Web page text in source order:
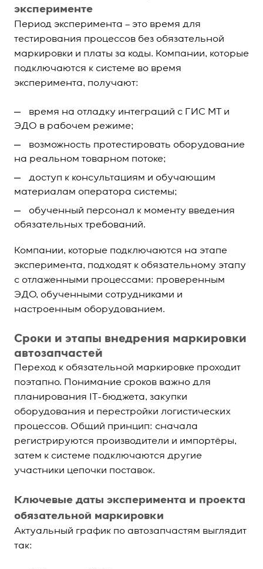
эксперименте
Период эксперимента – это время для
тестирования процессов без обязательной
маркировки и платы за коды. Компании, которые
подключаются к системе во время
эксперимента, получают:
время на отладку интеграций с ГИС МТ и
ЭДО в рабочем режиме;
возможность протестировать оборудование
на реальном товарном потоке;
доступ к консультациям и обучающим
материалам оператора системы;
обученный персонал к моменту введения
обязательных требований.
Компании, которые подключаются на этапе
эксперимента, подходят к обязательному этапу
с отлаженными процессами: проверенным
ЭДО, обученными сотрудниками и
настроенным оборудованием.
Сроки и этапы внедрения маркировки
автозапчастей
Переход к обязательной маркировке проходит
поэтапно. Понимание сроков важно для
планирования IT-бюджета, закупки
оборудования и перестройки логистических
процессов. Общий принцип: сначала
регистрируются производители и импортёры,
затем к системе подключаются другие
участники цепочки поставок.
Ключевые даты эксперимента и проекта
обязательной маркировки
Актуальный график по автозапчастям выглядит
так: